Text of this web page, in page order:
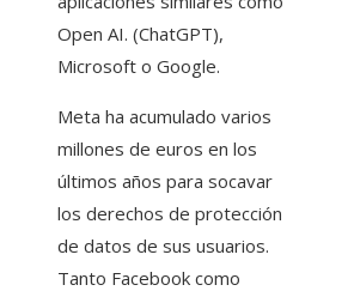
Open AI. (ChatGPT),
Microsoft o Google.
Meta ha acumulado varios
millones de euros en los
últimos años para socavar
los derechos de protección
de datos de sus usuarios.
Tanto Facebook como